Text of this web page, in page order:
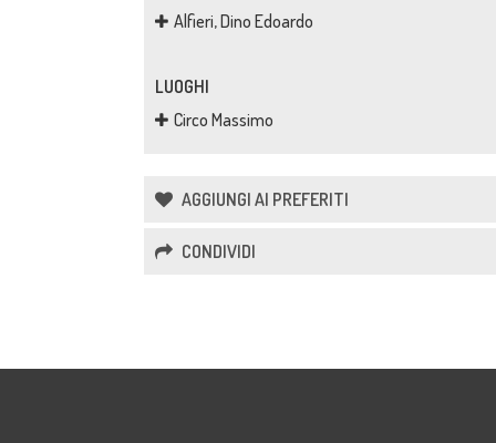
Alfieri, Dino Edoardo
LUOGHI
Circo Massimo
AGGIUNGI AI PREFERITI
CONDIVIDI